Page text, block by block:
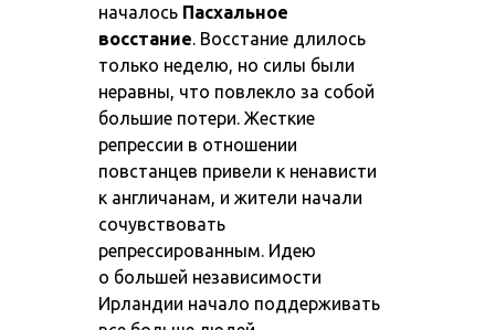
началось Пасхальное
восстание. Восстание длилось
только неделю, но силы были
неравны, что повлекло за собой
большие потери. Жесткие
репрессии в отношении
повстанцев привели к ненависти
к англичанам, и жители начали
сочувствовать
репрессированным. Идею
о большей независимости
Ирландии начало поддерживать